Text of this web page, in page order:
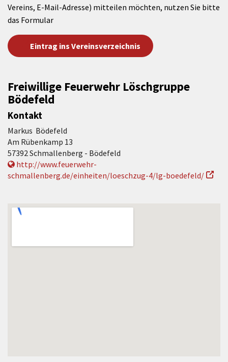
Vereins, E-Mail-Adresse) mitteilen möchten, nutzen Sie bitte
das Formular
Eintrag ins Vereinsverzeichnis
Freiwillige Feuerwehr Löschgruppe
Bödefeld
Kontakt
Markus Bödefeld
Am Rübenkamp 13
57392 Schmallenberg - Bödefeld
http://www.feuerwehr-
schmallenberg.de/einheiten/loeschzug-4/lg-boedefeld/